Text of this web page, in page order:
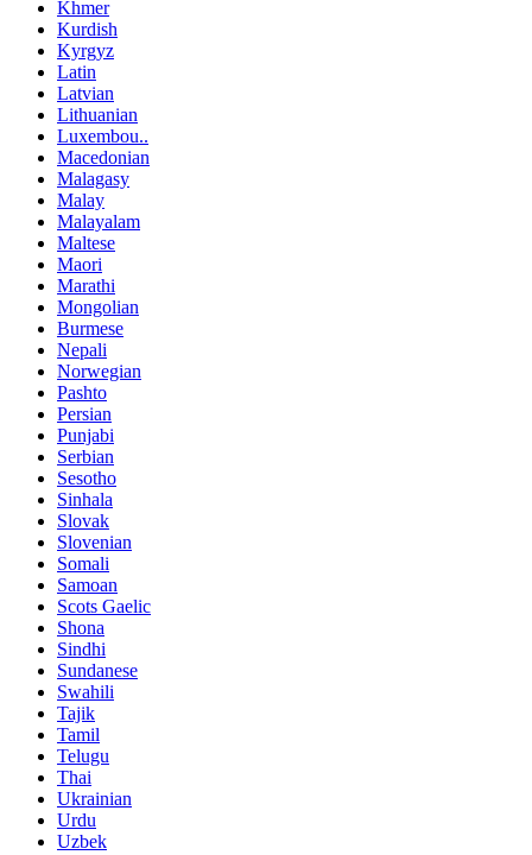
Khmer
Kurdish
Kyrgyz
Latin
Latvian
Lithuanian
Luxembou..
Macedonian
Malagasy
Malay
Malayalam
Maltese
Maori
Marathi
Mongolian
Burmese
Nepali
Norwegian
Pashto
Persian
Punjabi
Serbian
Sesotho
Sinhala
Slovak
Slovenian
Somali
Samoan
Scots Gaelic
Shona
Sindhi
Sundanese
Swahili
Tajik
Tamil
Telugu
Thai
Ukrainian
Urdu
Uzbek